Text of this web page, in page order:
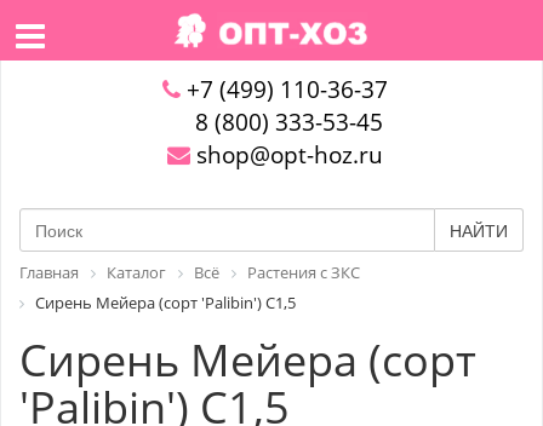
+7 (499) 110-36-37
8 (800) 333-53-45
shop@opt-hoz.ru
НАЙТИ
Главная Каталог Всё
Растения с ЗКС
Сирень Мейера (сорт 'Palibin') C1,5
Сирень Мейера (сорт
'Palibin') C1,5